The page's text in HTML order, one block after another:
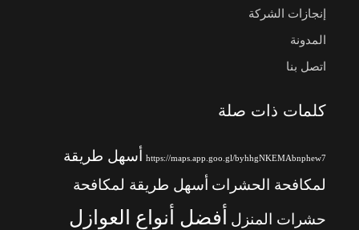
إنجازات الشركة
المدونة
اتصل بنا
كلمات ذات صلة
https://maps.app.goo.gl/byhhgNKEMAbnphew7
أسهل طريقة
لمكافحة الحشرات أسهل طريقة لمكافحة
حشرات المنزل
أفضل أنواع العوازل